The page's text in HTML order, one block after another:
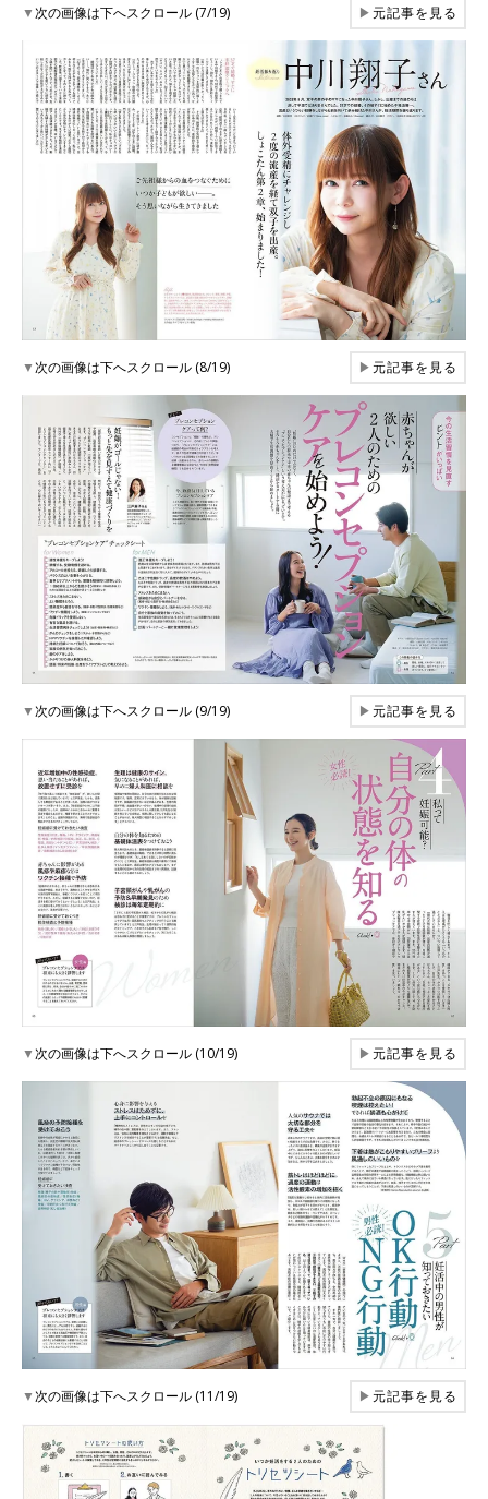
▼次の画像は下へスクロール (7/19) ▶元記事を見る
▼次の画像は下へスクロール (8/19) ▶元記事を見る
▼次の画像は下へスクロール (9/19) ▶元記事を見る
▼次の画像は下へスクロール (10/19) ▶元記事を見る
▼次の画像は下へスクロール (11/19) ▶元記事を見る